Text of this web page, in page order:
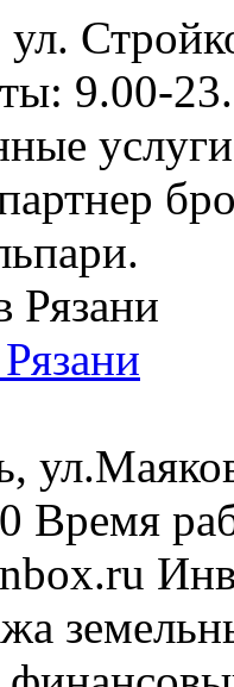
ул.
9.00-
Время